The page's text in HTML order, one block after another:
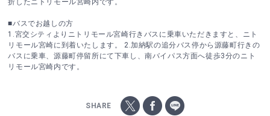
■バスでお越しの方
1.宮交シティよりニトリモール宮崎行きバスに乗車いただきますと、ニト
リモール宮崎に到着いたします。 2.加納駅の追分バス停から源藤町行きの
バスに乗車、源藤町停留所にて下車し、南バイパス方面へ徒歩3分のニト
リモール宮崎内です。
SHARE